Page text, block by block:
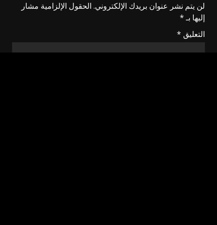
لن يتم نشر عنوان بريدك الإلكتروني. الحقول الإلزامية مشار
إليها بـ*
التعليق *